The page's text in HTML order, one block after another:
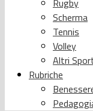
Rugby
Scherma
Tennis
Volley
Altri
Rubriche